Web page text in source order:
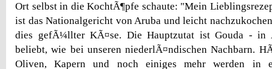
Ort selbst in die KochtÃ¶pfe schaute: "Mein
ist das Nationalgericht von Aruba und leicht
dies gefÃ¼llter KÃ¤se. Die Hauptzutat ist Gouda - in
beliebt, wie bei unseren niederlÃ¤ndischen Nachbarn.
Oliven, Kapern und noch einiges mehr werden in